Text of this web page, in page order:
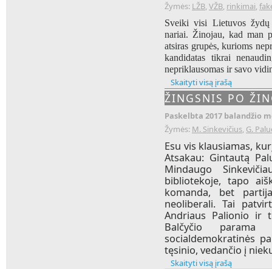
Žymės: LŽB, VŽB, rinkimai,
Sveiki visi Lietuvos žydų
nariai. Žinojau, kad man
atsiras grupės, kurioms
kandidatas tikrai
nepriklausomas ir savo
Skaityti visą įrašą
ŽINGSNIS PO
Paskelbta 2017 balandžio
Žymės: M. Sinkevičius, G.
Esu vis klausiamas,
Atsakau: Gintautą
Mindaugo
bibliotekoje, tapo
komanda, bet
neoliberali. Tai
Andriaus Palionio ir
Balčyčio
socialdemokratinės
tęsinio, vedančio į
Skaityti visą įrašą